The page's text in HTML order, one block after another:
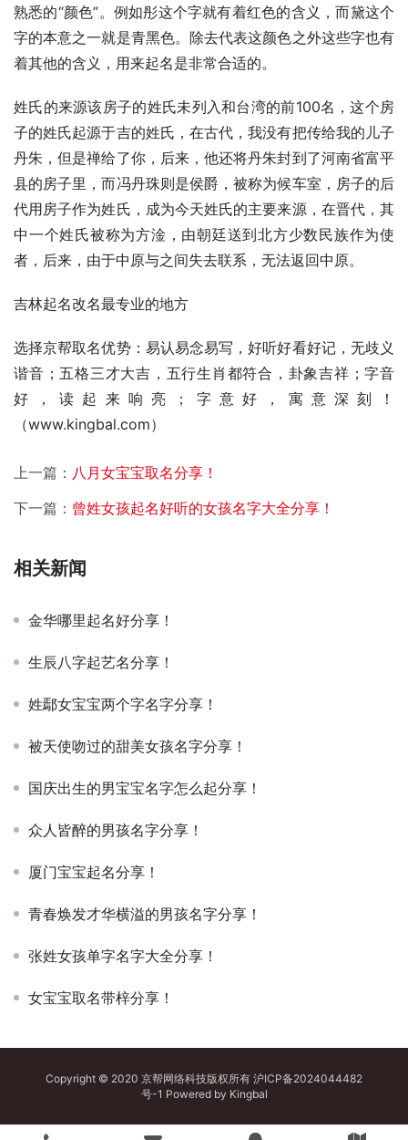
熟悉的“颜色”。例如彤这个字就有着红色的含义，而黛这个
字的本意之一就是青黑色。除去代表这颜色之外这些字也有
着其他的含义，用来起名是非常合适的。
姓氏的来源该房子的姓氏未列入和台湾的前100名，这个房
子的姓氏起源于吉的姓氏，在古代，我没有把传给我的儿子
丹朱，但是禅给了你，后来，他还将丹朱封到了河南省富平
县的房子里，而冯丹珠则是侯爵，被称为候车室，房子的后
代用房子作为姓氏，成为今天姓氏的主要来源，在晋代，其
中一个姓氏被称为方淦，由朝廷送到北方少数民族作为使
者，后来，由于中原与之间失去联系，无法返回中原。
吉林起名改名最专业的地方
选择京帮取名优势：易认易念易写，好听好看好记，无歧义
谐音；五格三才大吉，五行生肖都符合，卦象吉祥；字音
好，读起来响亮；字意好，寓意深刻！
（www.kingbal.com）
上一篇： 八月女宝宝取名分享！
下一篇： 曾姓女孩起名好听的女孩名字大全分享！
相关新闻
金华哪里起名好分享！
生辰八字起艺名分享！
姓鄢女宝宝两个字名字分享！
被天使吻过的甜美女孩名字分享！
国庆出生的男宝宝名字怎么起分享！
众人皆醉的男孩名字分享！
厦门宝宝起名分享！
青春焕发才华横溢的男孩名字分享！
张姓女孩单字名字大全分享！
女宝宝取名带梓分享！
Copyright © 2020 京帮网络科技版权所有 沪ICP备2024044482
号-1 Powered by Kingbal